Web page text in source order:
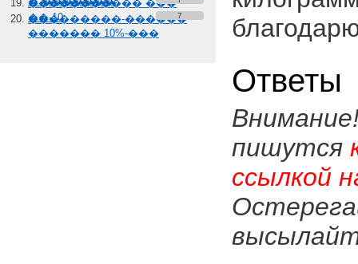
����������� ���
��-10
���������-������
������� 10%-���
7
Ответы
пишутся
ссылкой